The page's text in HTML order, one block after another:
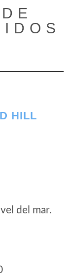
de navegación
HILL
del mar.